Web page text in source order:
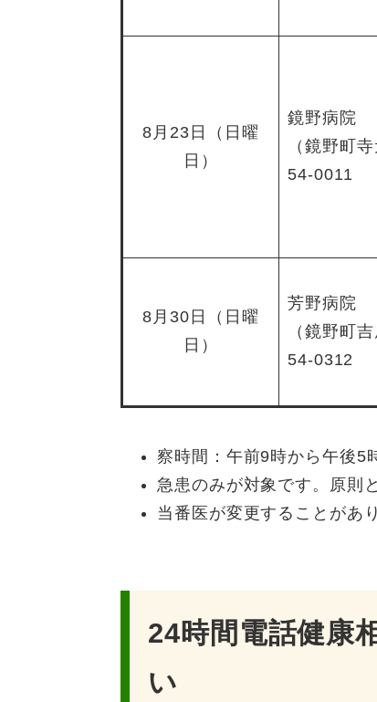
8月23日（日曜
日）
鏡野病院
（鏡野町
54-0011
8月30日（日曜
日）
芳野病院
（鏡野町
54-0312
察時間：午前9時から午後5
急患のみが対象です。原則
当番医が変更することがあ
24時間電話健康
い